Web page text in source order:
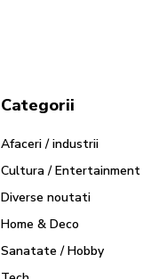
Categorii
Afaceri / industrii
Cultura / Entertainment
Diverse noutati
Home & Deco
Sanatate / Hobby